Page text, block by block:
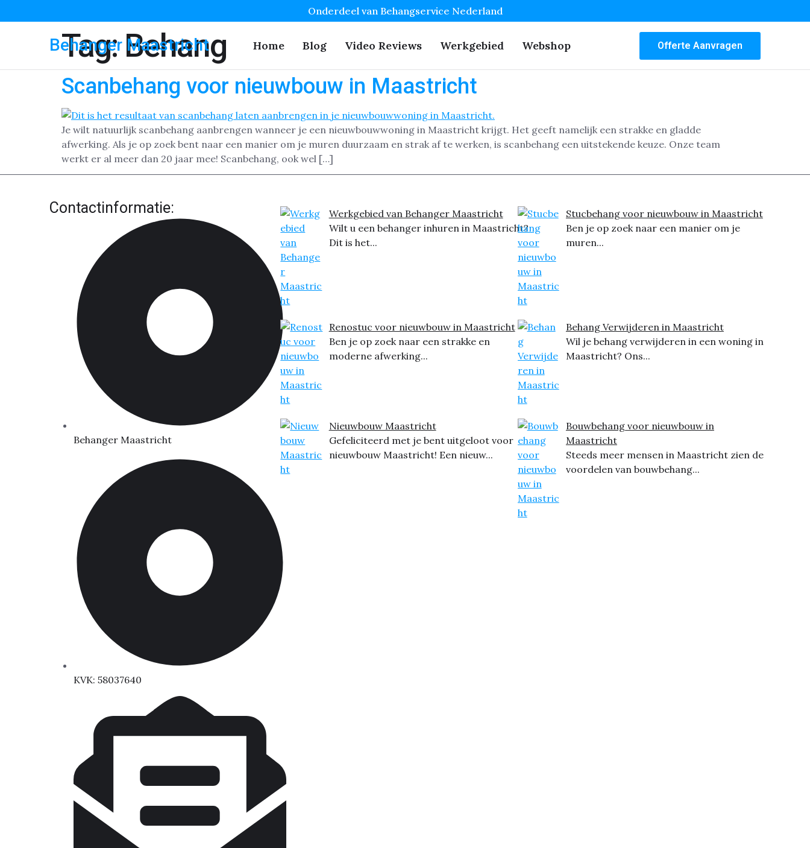
Onderdeel van Behangservice Nederland
Behanger Maastricht Home Blog Video Reviews Werkgebied Webshop Offerte Aanvragen
Tag:Behang
Scanbehang voor nieuwbouw in Maastricht
Je wilt natuurlijk scanbehang aanbrengen wanneer je een nieuwbouwwoning in Maastricht krijgt. Het geeft namelijk een strakke en gladde
afwerking. Als je op zoek bent naar een manier om je muren duurzaam en strak af te werken, is scanbehang een uitstekende keuze. Onze team
werkt er al meer dan 20 jaar mee! Scanbehang, ook wel […]
Contactinformatie:
Behanger Maastricht
KVK: 58037640
Werkgebied van Behanger Maastricht
Wilt u een behanger inhuren in Maastricht?
Dit is het...
Renostuc voor nieuwbouw in Maastricht
Ben je op zoek naar een strakke en
moderne afwerking...
Nieuwbouw Maastricht
Gefeliciteerd met je bent uitgeloot voor
nieuwbouw Maastricht! Een nieuw...
Stucbehang voor nieuwbouw in Maastricht
Ben je op zoek naar een manier om je
muren...
Behang Verwijderen in Maastricht
Wil je behang verwijderen in een woning in
Maastricht? Ons...
Bouwbehang voor nieuwbouw in
Maastricht
Steeds meer mensen in Maastricht zien de
voordelen van bouwbehang...